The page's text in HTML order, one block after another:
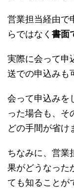
営業担当経由で
らではなく 書面
実際に会って申
送での申込みも
会って申込みを
った場合も、そ
どの手間が省け
ちなみに、営業
果がどうなった
ても知ることが